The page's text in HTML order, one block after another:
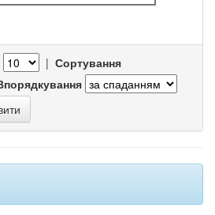
| Сортування